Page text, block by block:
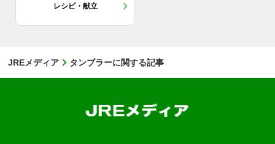
レシピ・献立
JREメディア タンブラーに関する記事